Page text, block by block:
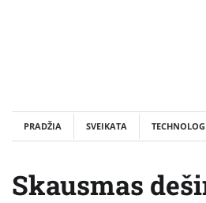
PRADŽIA SVEIKATA
Skausmas